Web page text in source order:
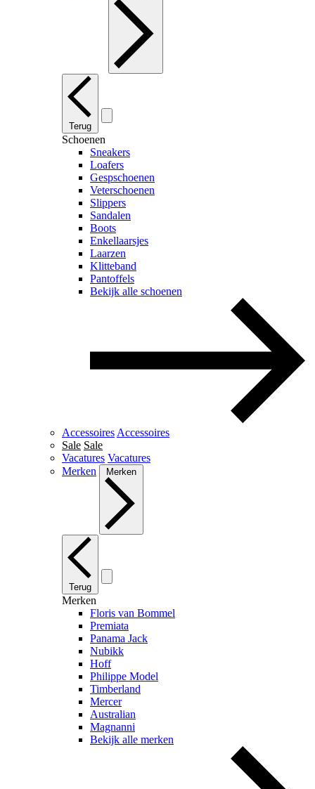
Terug
Schoenen
Sneakers
Loafers
Gespschoenen
Veterschoenen
Slippers
Sandalen
Boots
Enkellaarsjes
Laarzen
Klitteband
Pantoffels
Bekijk alle schoenen
Accessoires Accessoires
Sale Sale
Vacatures Vacatures
Merken
Merken
Terug
Merken
Floris van Bommel
Premiata
Panama Jack
Nubikk
Hoff
Philippe Model
Timberland
Mercer
Australian
Magnanni
Bekijk alle merken